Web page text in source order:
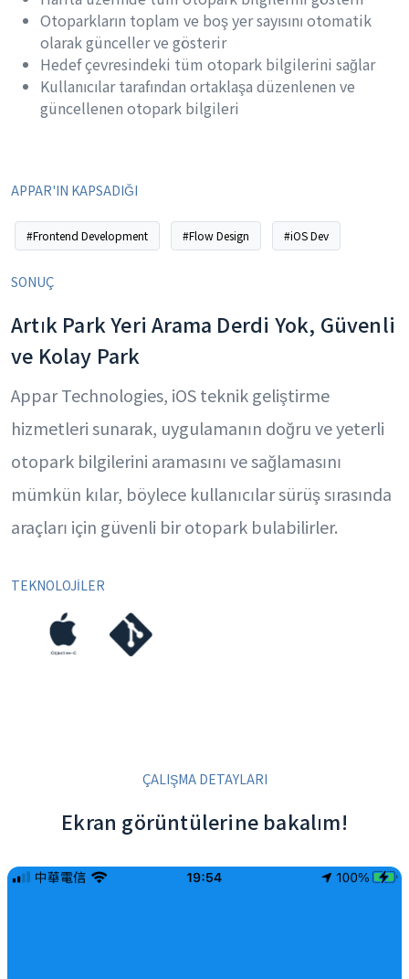
Otoparkların toplam ve boş yer sayısını otomatik
olarak günceller ve gösterir
Hedef çevresindeki tüm otopark bilgilerini sağlar
Kullanıcılar tarafından ortaklaşa düzenlenen ve
güncellenen otopark bilgileri
APPAR'IN KAPSADIĞI
#Frontend Development #Flow Design #iOS Dev
SONUÇ
Artık Park Yeri Arama Derdi Yok, Güvenli
ve Kolay Park
Appar Technologies, iOS teknik geliştirme
hizmetleri sunarak, uygulamanın doğru ve yeterli
otopark bilgilerini aramasını ve sağlamasını
mümkün kılar, böylece kullanıcılar sürüş sırasında
araçları için güvenli bir otopark bulabilirler.
TEKNOLOJİLER
ÇALIŞMA DETAYLARI
Ekran görüntülerine bakalım!